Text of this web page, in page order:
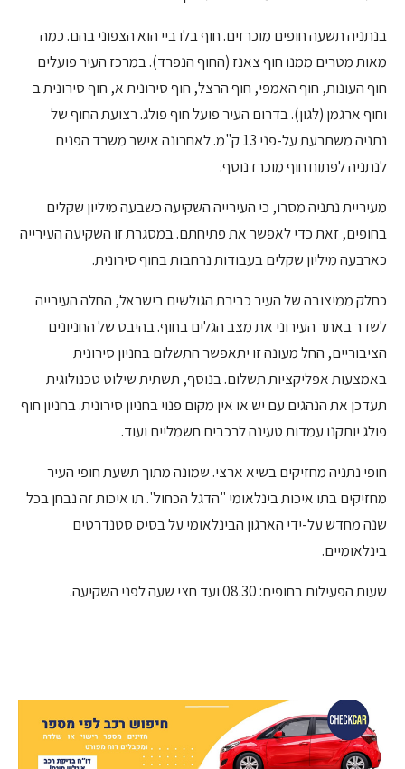
בנתניה תשעה חופים מוכרזים. חוף בלו ביי הוא הצפוני בהם. כמה
מאות מטרים ממנו חוף צאנז (החוף הנפרד). במרכז העיר פועלים
חוף העונות, חוף האמפי, חוף הרצל, חוף סירונית א, חוף סירונית ב
וחוף ארגמן (לגון). בדרום העיר פועל חוף פולג. רצועת החוף של
נתניה משתרעת על-פני 13 ק"מ. לאחרונה אישר משרד הפנים
לנתניה לפתוח חוף מוכרז נוסף.
מעיריית נתניה מסרו, כי העירייה השקיעה כשבעה מיליון שקלים
בחופים, זאת כדי לאפשר את פתיחתם. במסגרת זו השקיעה העירייה
כארבעה מיליון שקלים בעבודות נרחבות בחוף סירונית.
כחלק ממיצובה של העיר כבירת הגולשים בישראל, החלה העירייה
לשדר באתר העירוני את מצב הגלים בחוף. בהיבט של החניונים
הציבוריים, החל מעונה זו יתאפשר התשלום בחניון סירונית
באמצעות אפליקציות תשלום. בנוסף, תשתית שילוט טכנולוגית
תעדכן את הנהגים עם יש או אין מקום פנוי בחניון סירונית. בחניון חוף
פולג יותקנו עמדות טעינה לרכבים חשמליים ועוד.
חופי נתניה מחזיקים בשיא ארצי. שמונה מתוך תשעת חופי העיר
מחזיקים בתו איכות בינלאומי "הדגל הכחול". תו איכות זה נבחן בכל
שנה מחדש על-ידי הארגון הבינלאומי על בסיס סטנדרטים
בינלאומיים.
שעות הפעילות בחופים: 08.30 ועד חצי שעה לפני השקיעה.